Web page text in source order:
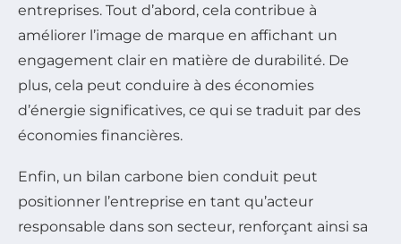
entreprises. Tout d’abord, cela contribue à
améliorer l’image de marque en affichant un
engagement clair en matière de durabilité. De
plus, cela peut conduire à des économies
d’énergie significatives, ce qui se traduit par des
économies financières.
Enfin, un bilan carbone bien conduit peut
positionner l’entreprise en tant qu’acteur
responsable dans son secteur, renforçant ainsi sa